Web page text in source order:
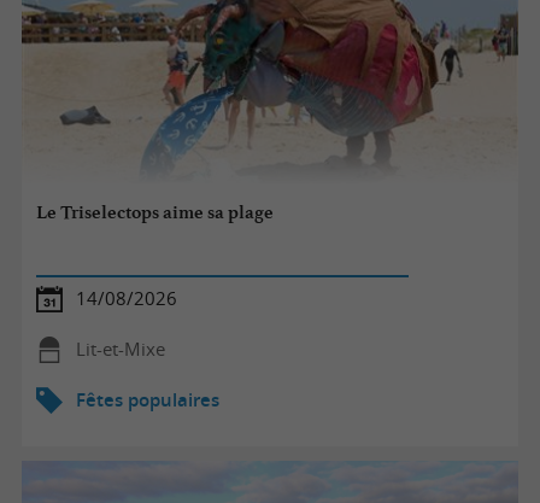
Le Triselectops aime sa plage
14/08/2026
Lit-et-Mixe
Fêtes populaires